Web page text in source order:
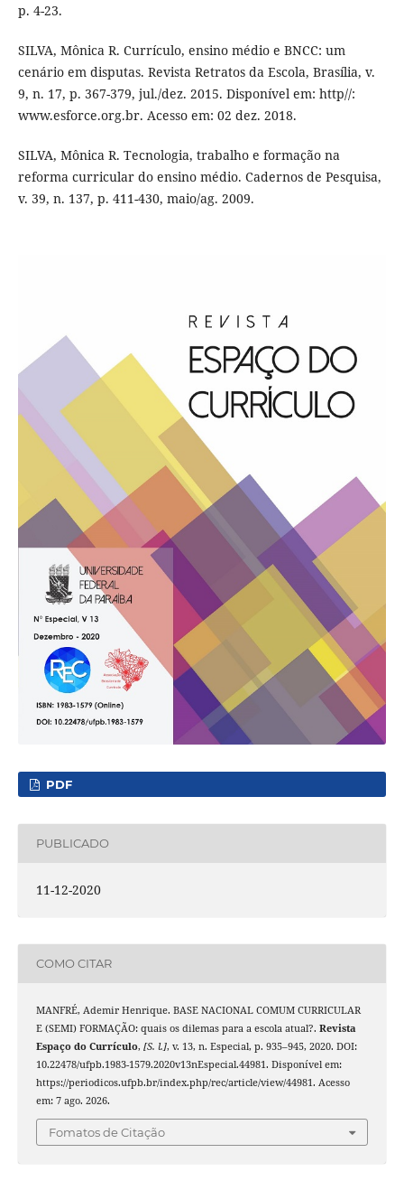
p. 4-23.
SILVA, Mônica R. Currículo, ensino médio e BNCC: um
cenário em disputas. Revista Retratos da Escola, Brasília, v.
9, n. 17, p. 367-379, jul./dez. 2015. Disponível em: http//:
www.esforce.org.br. Acesso em: 02 dez. 2018.
SILVA, Mônica R. Tecnologia, trabalho e formação na
reforma curricular do ensino médio. Cadernos de Pesquisa,
v. 39, n. 137, p. 411-430, maio/ag. 2009.
PDF
PUBLICADO
11-12-2020
COMO CITAR
MANFRÉ, Ademir Henrique. BASE NACIONAL COMUM CURRICULAR
E (SEMI) FORMAÇÃO: quais os dilemas para a escola atual?. Revista
Espaço do Currículo, [S. l.], v. 13, n. Especial, p. 935–945, 2020. DOI:
10.22478/ufpb.1983-1579.2020v13nEspecial.44981. Disponível em:
https://periodicos.ufpb.br/index.php/rec/article/view/44981. Acesso
em: 7 ago. 2026.
Fomatos de Citação